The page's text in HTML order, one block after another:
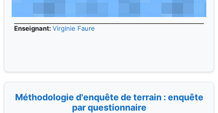
Enseignant: Virginie Faure
Méthodologie d'enquête de terrain : enquête
par questionnaire